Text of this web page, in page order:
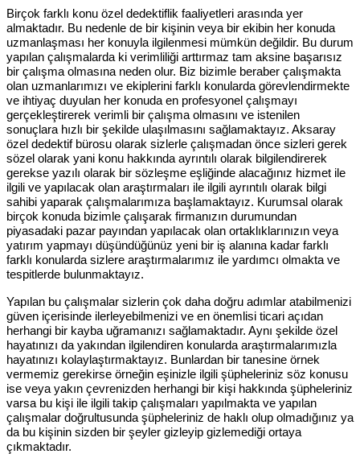
Birçok farklı konu özel dedektiflik faaliyetleri arasında yer
almaktadır. Bu nedenle de bir kişinin veya bir ekibin her konuda
uzmanlaşması her konuyla ilgilenmesi mümkün değildir. Bu durum
yapılan çalışmalarda ki verimliliği arttırmaz tam aksine başarısız
bir çalışma olmasına neden olur. Biz bizimle beraber çalışmakta
olan uzmanlarımızı ve ekiplerini farklı konularda görevlendirmekte
ve ihtiyaç duyulan her konuda en profesyonel çalışmayı
gerçekleştirerek verimli bir çalışma olmasını ve istenilen
sonuçlara hızlı bir şekilde ulaşılmasını sağlamaktayız. Aksaray
özel dedektif bürosu olarak sizlerle çalışmadan önce sizleri gerek
sözel olarak yani konu hakkında ayrıntılı olarak bilgilendirerek
gerekse yazılı olarak bir sözleşme eşliğinde alacağınız hizmet ile
ilgili ve yapılacak olan araştırmaları ile ilgili ayrıntılı olarak bilgi
sahibi yaparak çalışmalarımıza başlamaktayız. Kurumsal olarak
birçok konuda bizimle çalışarak firmanızın durumundan
piyasadaki pazar payından yapılacak olan ortaklıklarınızın veya
yatırım yapmayı düşündüğünüz yeni bir iş alanına kadar farklı
farklı konularda sizlere araştırmalarımız ile yardımcı olmakta ve
tespitlerde bulunmaktayız.
Yapılan bu çalışmalar sizlerin çok daha doğru adımlar atabilmenizi
güven içerisinde ilerleyebilmenizi ve en önemlisi ticari açıdan
herhangi bir kayba uğramanızı sağlamaktadır. Aynı şekilde özel
hayatınızı da yakından ilgilendiren konularda araştırmalarımızla
hayatınızı kolaylaştırmaktayız. Bunlardan bir tanesine örnek
vermemiz gerekirse örneğin eşinizle ilgili şüpheleriniz söz konusu
ise veya yakın çevrenizden herhangi bir kişi hakkında şüpheleriniz
varsa bu kişi ile ilgili takip çalışmaları yapılmakta ve yapılan
çalışmalar doğrultusunda şüpheleriniz de haklı olup olmadığınız ya
da bu kişinin sizden bir şeyler gizleyip gizlemediği ortaya
çıkmaktadır.